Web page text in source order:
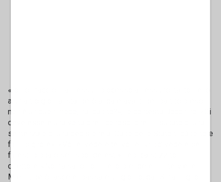
«Io non faccio mai nessun processo a nessuno, tantomeno
a un altro giornalista, però andare avanti per partito preso
non è un buon modo, hai capito?», lo contesta Bocchino. «Ci
deve essere una volta che riconosci che il risultato di una
sentenza o di una decisione al Capo dello Stato ti dà torto e
fai il signore». «Vorrei vedere te, vorrei un po’ vedere se
faresti pippa o se risponderesti», replica stizzito il
direttore. «No, falsario non me lo prenderei - interviene
Mieli -, però lascerei passare un giorno, dai. Si fa miglior